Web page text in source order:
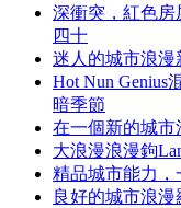
深衝突，紅色房
四十
迷人的城市浪漫
Hot Nun Genius
暗季節
在一個新的城市
大浪漫浪漫鉤
精品城市能力，
良好的城市浪